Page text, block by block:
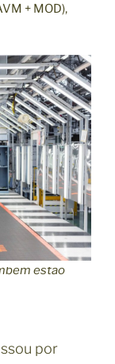
+ MOD),
estão
por